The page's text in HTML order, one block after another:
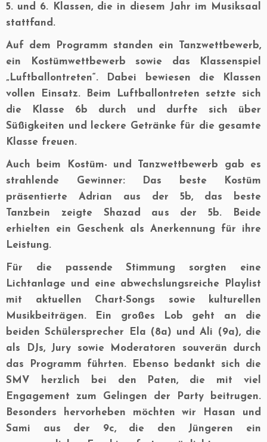
5. und 6. Klassen, die in diesem Jahr im Musiksaal
stattfand.
Auf dem Programm standen ein Tanzwettbewerb,
ein Kostümwettbewerb sowie das Klassenspiel
„Luftballontreten“. Dabei bewiesen die Klassen
vollen Einsatz. Beim Luftballontreten setzte sich
die Klasse 6b durch und durfte sich über
Süßigkeiten und leckere Getränke für die gesamte
Klasse freuen.
Auch beim Kostüm- und Tanzwettbewerb gab es
strahlende Gewinner: Das beste Kostüm
präsentierte Adrian aus der 5b, das beste
Tanzbein zeigte Shazad aus der 5b. Beide
erhielten ein Geschenk als Anerkennung für ihre
Leistung.
Für die passende Stimmung sorgten eine
Lichtanlage und eine abwechslungsreiche Playlist
mit aktuellen Chart-Songs sowie kulturellen
Musikbeiträgen. Ein großes Lob geht an die
beiden Schülersprecher Ela (8a) und Ali (9a), die
als DJs, Jury sowie Moderatoren souverän durch
das Programm führten. Ebenso bedankt sich die
SMV herzlich bei den Paten, die mit viel
Engagement zum Gelingen der Party beitrugen.
Besonders hervorheben möchten wir Hasan und
Sami aus der 9c, die den Jüngeren ein